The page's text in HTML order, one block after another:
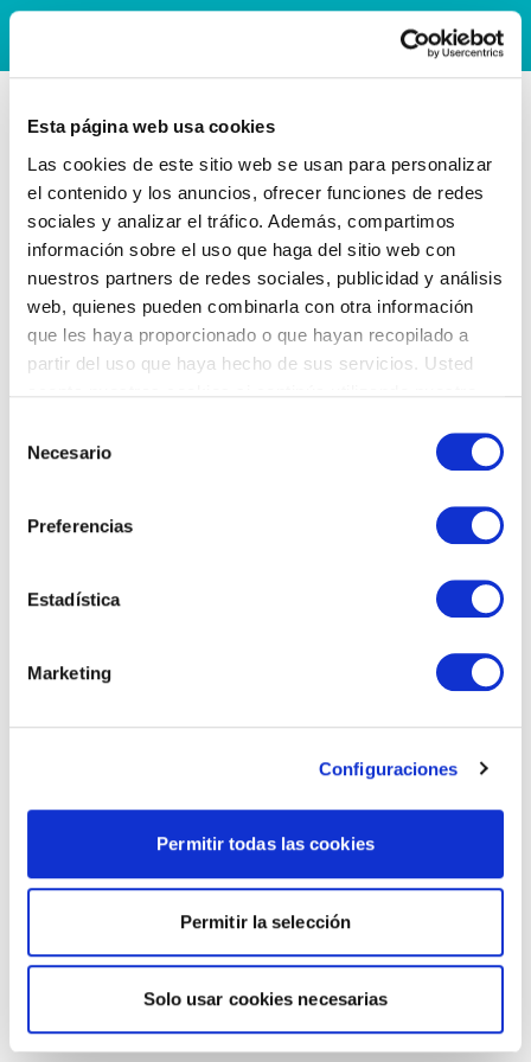
Esta página web usa cookies
Las cookies de este sitio web se usan para personalizar
el contenido y los anuncios, ofrecer funciones de redes
sociales y analizar el tráfico. Además, compartimos
información sobre el uso que haga del sitio web con
nuestros partners de redes sociales, publicidad y análisis
web, quienes pueden combinarla con otra información
que les haya proporcionado o que hayan recopilado a
partir del uso que haya hecho de sus servicios. Usted
Necesario
Preferencias
Estadística
Marketing
Configuraciones
Permitir todas las cookies
Permitir la selección
Solo usar cookies necesarias